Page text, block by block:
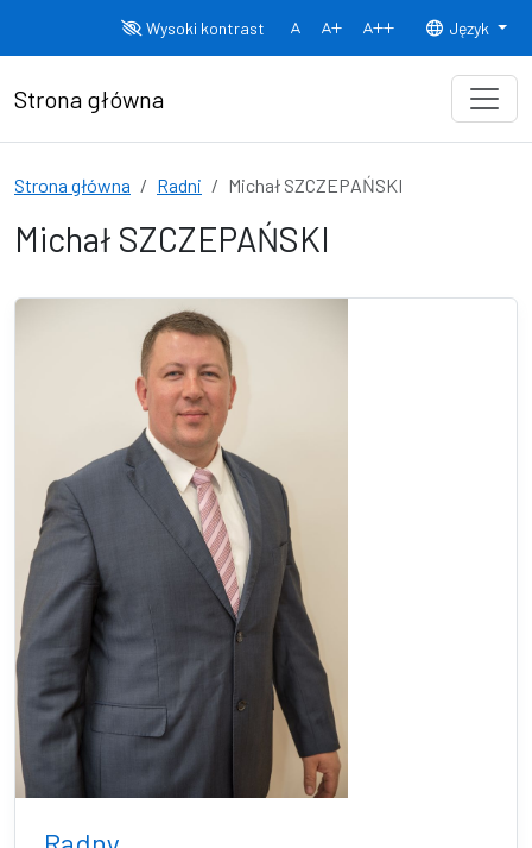
Wysoki kontrast
Normalny rozmiar czcionki
Rozmiar czcionki 150% Rozmiar
Język
Strona główna
Strona główna Radni Michał SZCZEPAŃSKI
Michał SZCZEPAŃSKI